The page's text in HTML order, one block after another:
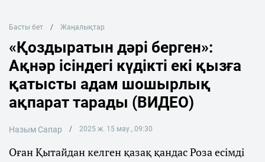
Басты бет Жаңалықтар
«Қоздыратын дәрі берген»:
Ақнәр ісіндегі күдікті екі қызға
қатысты адам шошырлық
ақпарат тарады (ВИДЕО)
Назым Сапар 2025 ж. 15 мау., 09:30
Оған Қытайдан келген қазақ қандас Роза есімді